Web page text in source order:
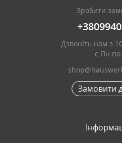
Зробити
Дзвоніть нам з
с Пн
Замовити